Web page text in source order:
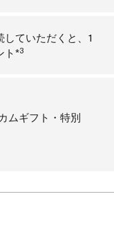
ていただくと、1
ト*3
ムギフト・特別